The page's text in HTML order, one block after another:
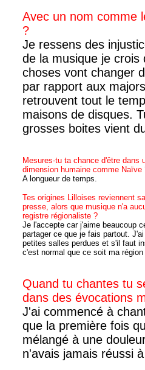
Avec un nom comme
?
Je ressens des
de la musique je crois
choses vont changer
par rapport aux
retrouvent tout le
maisons de disques.
grosses boites vient
Mesures-tu ta chance d'être dans
dimension humaine comme Naïve
A longueur de temps.
Tes origines Lilloises reviennent
presse, alors que musique n'a
registre régionaliste ?
Je l'accepte car j'aime beaucoup
partager ce que je fais partout.
petites salles perdues et s'il faut
c'est normal que ce soit ma région
Quand tu chantes tu
dans des évocations
J'ai commencé à
que la première fois
mélangé à une
n'avais jamais réussi